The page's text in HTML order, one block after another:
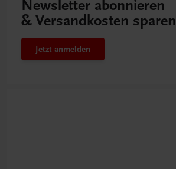
Newsletter abonnieren
& Versandkosten sparen
Jetzt anmelden